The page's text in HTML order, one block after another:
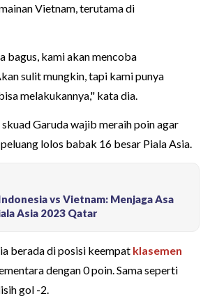
Vietnam, terutama di
bagus, kami akan mencoba
sulit mungkin, tapi kami punya
melakukannya," kata dia.
Garuda wajib meraih poin agar
lolos babak 16 besar Piala Asia.
vs Vietnam: Menjaga Asa
Asia 2023 Qatar
berada di posisi keempat klasemen
dengan 0 poin. Sama seperti
gol -2.